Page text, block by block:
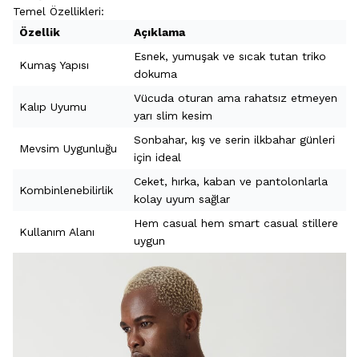
Temel Özellikleri:
Özellik
Açıklama
Kumaş Yapısı
Esnek, yumuşak ve sıcak tutan triko
dokuma
Kalıp Uyumu
Vücuda oturan ama rahatsız etmeyen
yarı slim kesim
Mevsim Uygunluğu
Sonbahar, kış ve serin ilkbahar günleri
için ideal
Kombinlenebilirlik
Ceket, hırka, kaban ve pantolonlarla
kolay uyum sağlar
Kullanım Alanı
Hem casual hem smart casual stillere
uygun